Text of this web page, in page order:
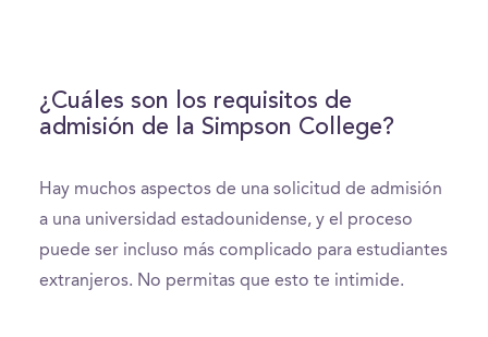
¿Cuáles son los requisitos de
admisión de la Simpson College?
Hay muchos aspectos de una solicitud de admisión
a una universidad estadounidense, y el proceso
puede ser incluso más complicado para estudiantes
extranjeros. No permitas que esto te intimide.